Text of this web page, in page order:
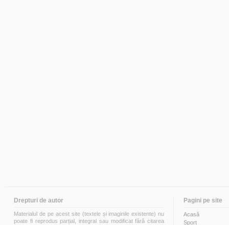
Drepturi de autor
Materialul de pe acest site (textele și imaginile existente) nu
poate fi reprodus parțial, integral sau modificat fără citarea
Pagini pe site
Acasă
Sport